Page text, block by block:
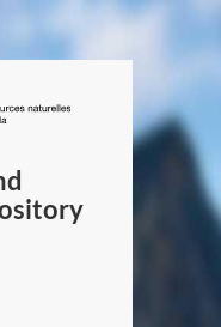
/
Canada